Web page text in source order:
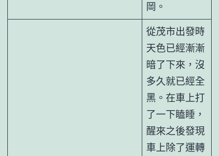
岡。
從茂市出發時
天色已經漸漸
暗了下來，沒
多久就已經全
黑。在車上打
了一下瞌睡，
醒來之後發現
車上除了運轉